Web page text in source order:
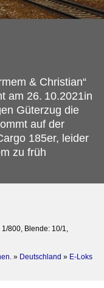
& Christian“
am 26. 10.2021in
Güterzug die
auf der
185er, leider
zu früh
800, Blende: 10/1,
» Deutschland » E-Loks